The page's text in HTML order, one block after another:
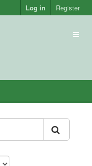
Log in Register